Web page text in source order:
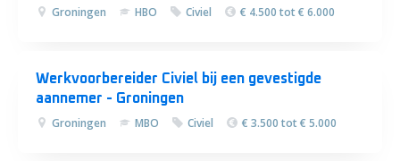
Groningen HBO Civiel € 4.500 tot € 6.000
Werkvoorbereider Civiel bij een gevestigde
aannemer - Groningen
Groningen MBO Civiel € 3.500 tot € 5.000